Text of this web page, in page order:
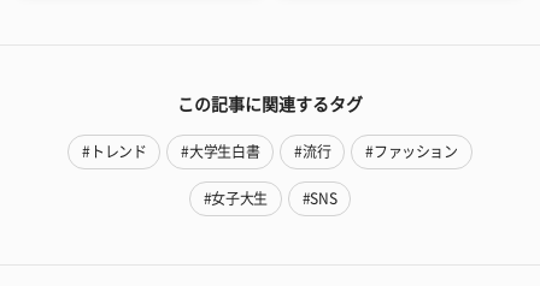
この記事に関連するタグ
#トレンド #大学生白書 #流行 #ファッション
#女子大生 #SNS